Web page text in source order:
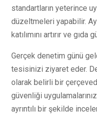
standartların yeterince
düzeltmeleri yapabilir.
katılımını artırır ve
Gerçek denetim günü
tesisinizi ziyaret eder.
olarak belirli bir
güvenliği
ayrıntılı bir şekilde